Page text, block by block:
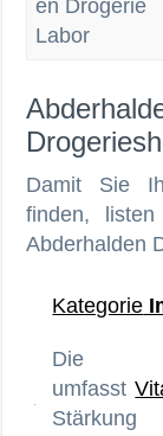
Damit Sie
finden,
Abderhalden
Kategorie
Die
umfasst